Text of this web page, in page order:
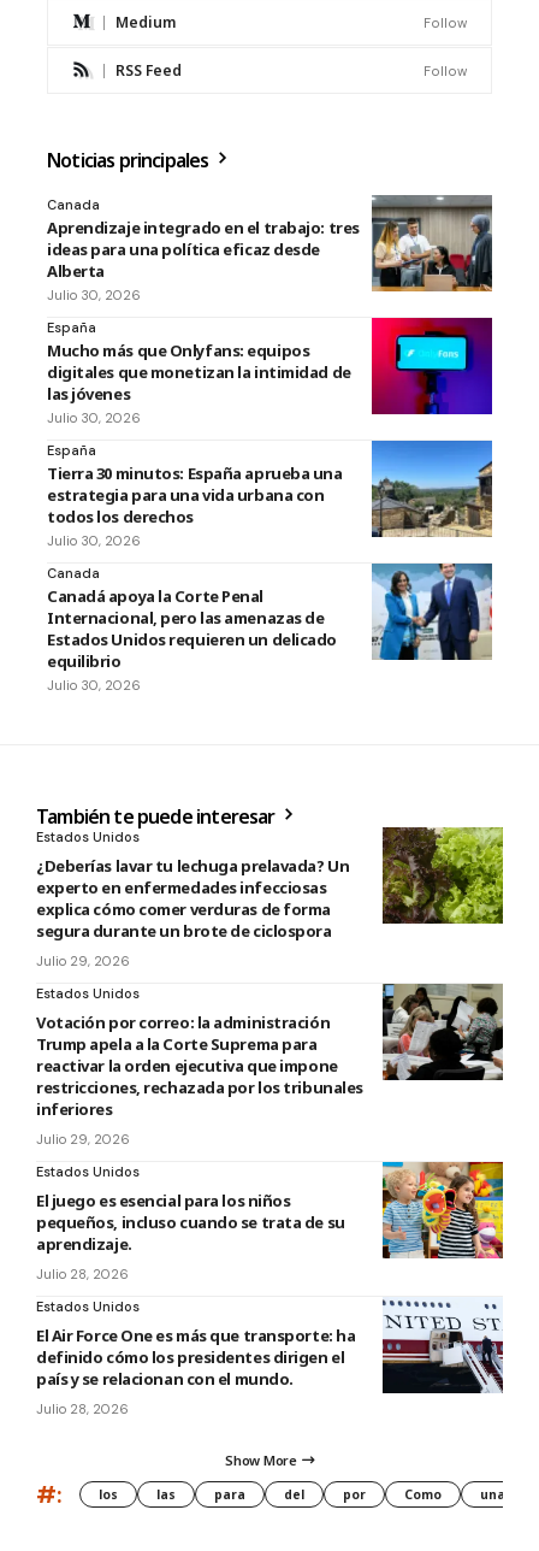
Medium Follow
RSS Feed Follow
Noticias principales
Canada
Aprendizaje integrado en el trabajo: tres
ideas para una política eficaz desde
Alberta
Julio 30, 2026
España
Mucho más que Onlyfans: equipos
digitales que monetizan la intimidad de
las jóvenes
Julio 30, 2026
España
Tierra 30 minutos: España aprueba una
estrategia para una vida urbana con
todos los derechos
Julio 30, 2026
Canada
Canadá apoya la Corte Penal
Internacional, pero las amenazas de
Estados Unidos requieren un delicado
equilibrio
Julio 30, 2026
También te puede interesar
Estados Unidos
¿Deberías lavar tu lechuga prelavada? Un
experto en enfermedades infecciosas
explica cómo comer verduras de forma
segura durante un brote de ciclospora
Julio 29, 2026
Estados Unidos
Votación por correo: la administración
Trump apela a la Corte Suprema para
reactivar la orden ejecutiva que impone
restricciones, rechazada por los tribunales
inferiores
Julio 29, 2026
Estados Unidos
El juego es esencial para los niños
pequeños, incluso cuando se trata de su
aprendizaje.
Julio 28, 2026
Estados Unidos
El Air Force One es más que transporte: ha
definido cómo los presidentes dirigen el
país y se relacionan con el mundo.
Julio 28, 2026
Show More
#: los las para del por Como una